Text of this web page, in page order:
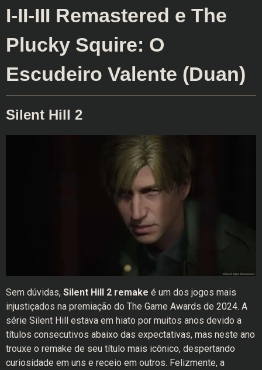
I-II-III Remastered e The
Plucky Squire: O
Escudeiro Valente (Duan)
Silent Hill 2
Sem dúvidas, Silent Hill 2 remake é um dos jogos mais
injustiçados na premiação do The Game Awards de 2024. A
série Silent Hill estava em hiato por muitos anos devido a
títulos consecutivos abaixo das expectativas, mas neste ano
trouxe o remake de seu título mais icônico, despertando
curiosidade em uns e receio em outros. Felizmente, a